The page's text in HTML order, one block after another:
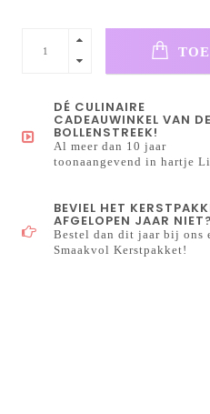
DÉ CULINAIRE
CADEAUWINKEL VAN DE
BOLLENSTREEK!
Al meer dan 10 jaar
toonaangevend in hartje
BEVIEL HET
AFGELOPEN JAAR NIET?
Bestel dan dit jaar bij ons
Smaakvol Kerstpakket!